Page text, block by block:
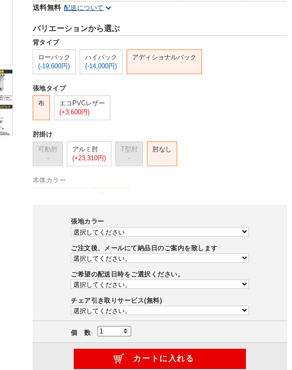
送料無料 配送について
バリエーションから選ぶ
背タイプ
ローバック
(-19,600円)
ハイバック
(-14,000円)
アディショナルバック
張地タイプ
布
エコPVCレザー
(+3,600円)
肘掛け
可動肘
-
アルミ肘
(+23,310円)
T型肘
-
肘なし
本体カラー
-
(-12,500円)
ナイロンキャスター
ポリウレタン巻きキャスター
張地カラー
ご注文後、メールにて納品日のご案内を致します
ご希望の配送日時をご選択ください。
チェア引き取りサービス(無料)
個 数